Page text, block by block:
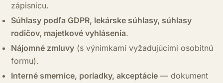
zápisnicu.
Súhlasy podľa GDPR, lekárske súhlasy, súhlasy
rodičov, majetkové vyhlásenia.
Nájomné zmluvy (s výnimkami vyžadujúcimi osobitnú
formu).
Interné smernice, poriadky, akceptácie — dokument